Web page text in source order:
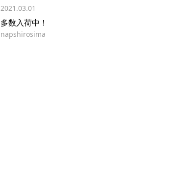
2021.03.01
多数入荷中！
napshirosima